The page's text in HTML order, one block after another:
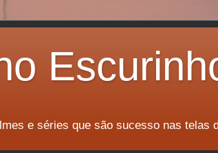
e séries que são sucesso nas telas